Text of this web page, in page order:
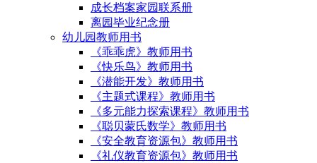
成长档案家园联系册
离园毕业纪念册
幼儿园教师用书
《乖乖虎》教师用书
《快乐鸟》教师用书
《潜能开发》教师用书
《主题式课程》教师用书
《多元能力探索课程》教师用书
《聪贝蒙氏数学》教师用书
《安全教育资源包》教师用书
《礼仪教育资源包》教师用书